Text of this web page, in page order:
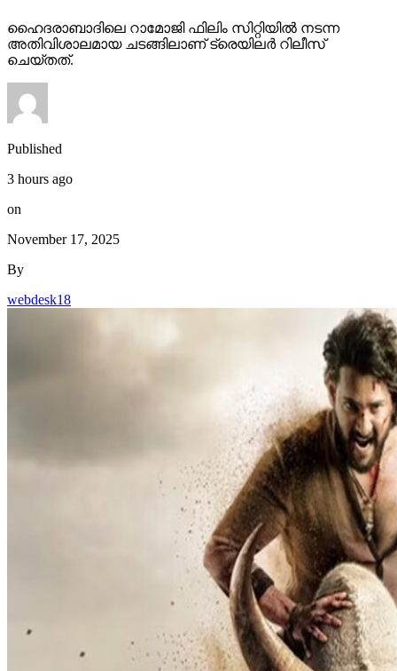
ഹൈദരാബാദിലെ റാമോജി ഫിലിം സിറ്റിയില്‍ നടന്ന
അതിവിശാലമായ ചടങ്ങിലാണ് ട്രെയിലര്‍ റിലീസ്
ചെയ്തത്.
Published
3 hours ago
on
November 17, 2025
By
webdesk18